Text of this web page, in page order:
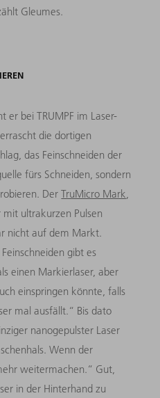
Gleumes.
er bei TRUMPF im Laser-
die dortigen
das Feinschneiden der
fürs Schneiden, sondern
DerTruMicro Mark,
mit ultrakurzen Pulsen
nicht auf dem Markt.
gibt es
einen Markierlaser, aber
einspringen könnte, falls
mal ausfällt.“ Bis dato
nanogepulster Laser
Wenn der
weitermachen.“ Gut,
in der Hinterhand zu